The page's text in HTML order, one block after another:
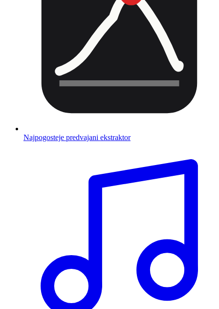
Najpogosteje predvajani ekstraktor